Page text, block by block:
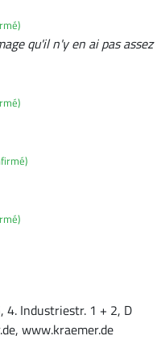
qu'il n'y en ai pas assez
4. Industriestr. 1 + 2, D
www.kraemer.de